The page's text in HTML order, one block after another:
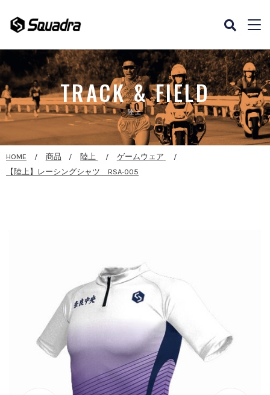
TRACK & FIELD
陸上
HOME 商品 陸上
ゲームウェア
【陸上】レーシングシャツ RSA-005